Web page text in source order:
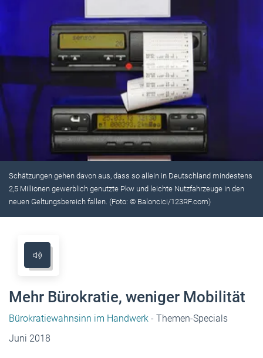
Schätzungen gehen davon aus, dass so allein in Deutschland mindestens
2,5 Millionen gewerblich genutzte Pkw und leichte Nutzfahrzeuge in den
neuen Geltungsbereich fallen. (Foto: © Baloncici/123RF.com)
Mehr Bürokratie, weniger Mobilität
Bürokratiewahnsinn im Handwerk - Themen-Specials
Juni 2018